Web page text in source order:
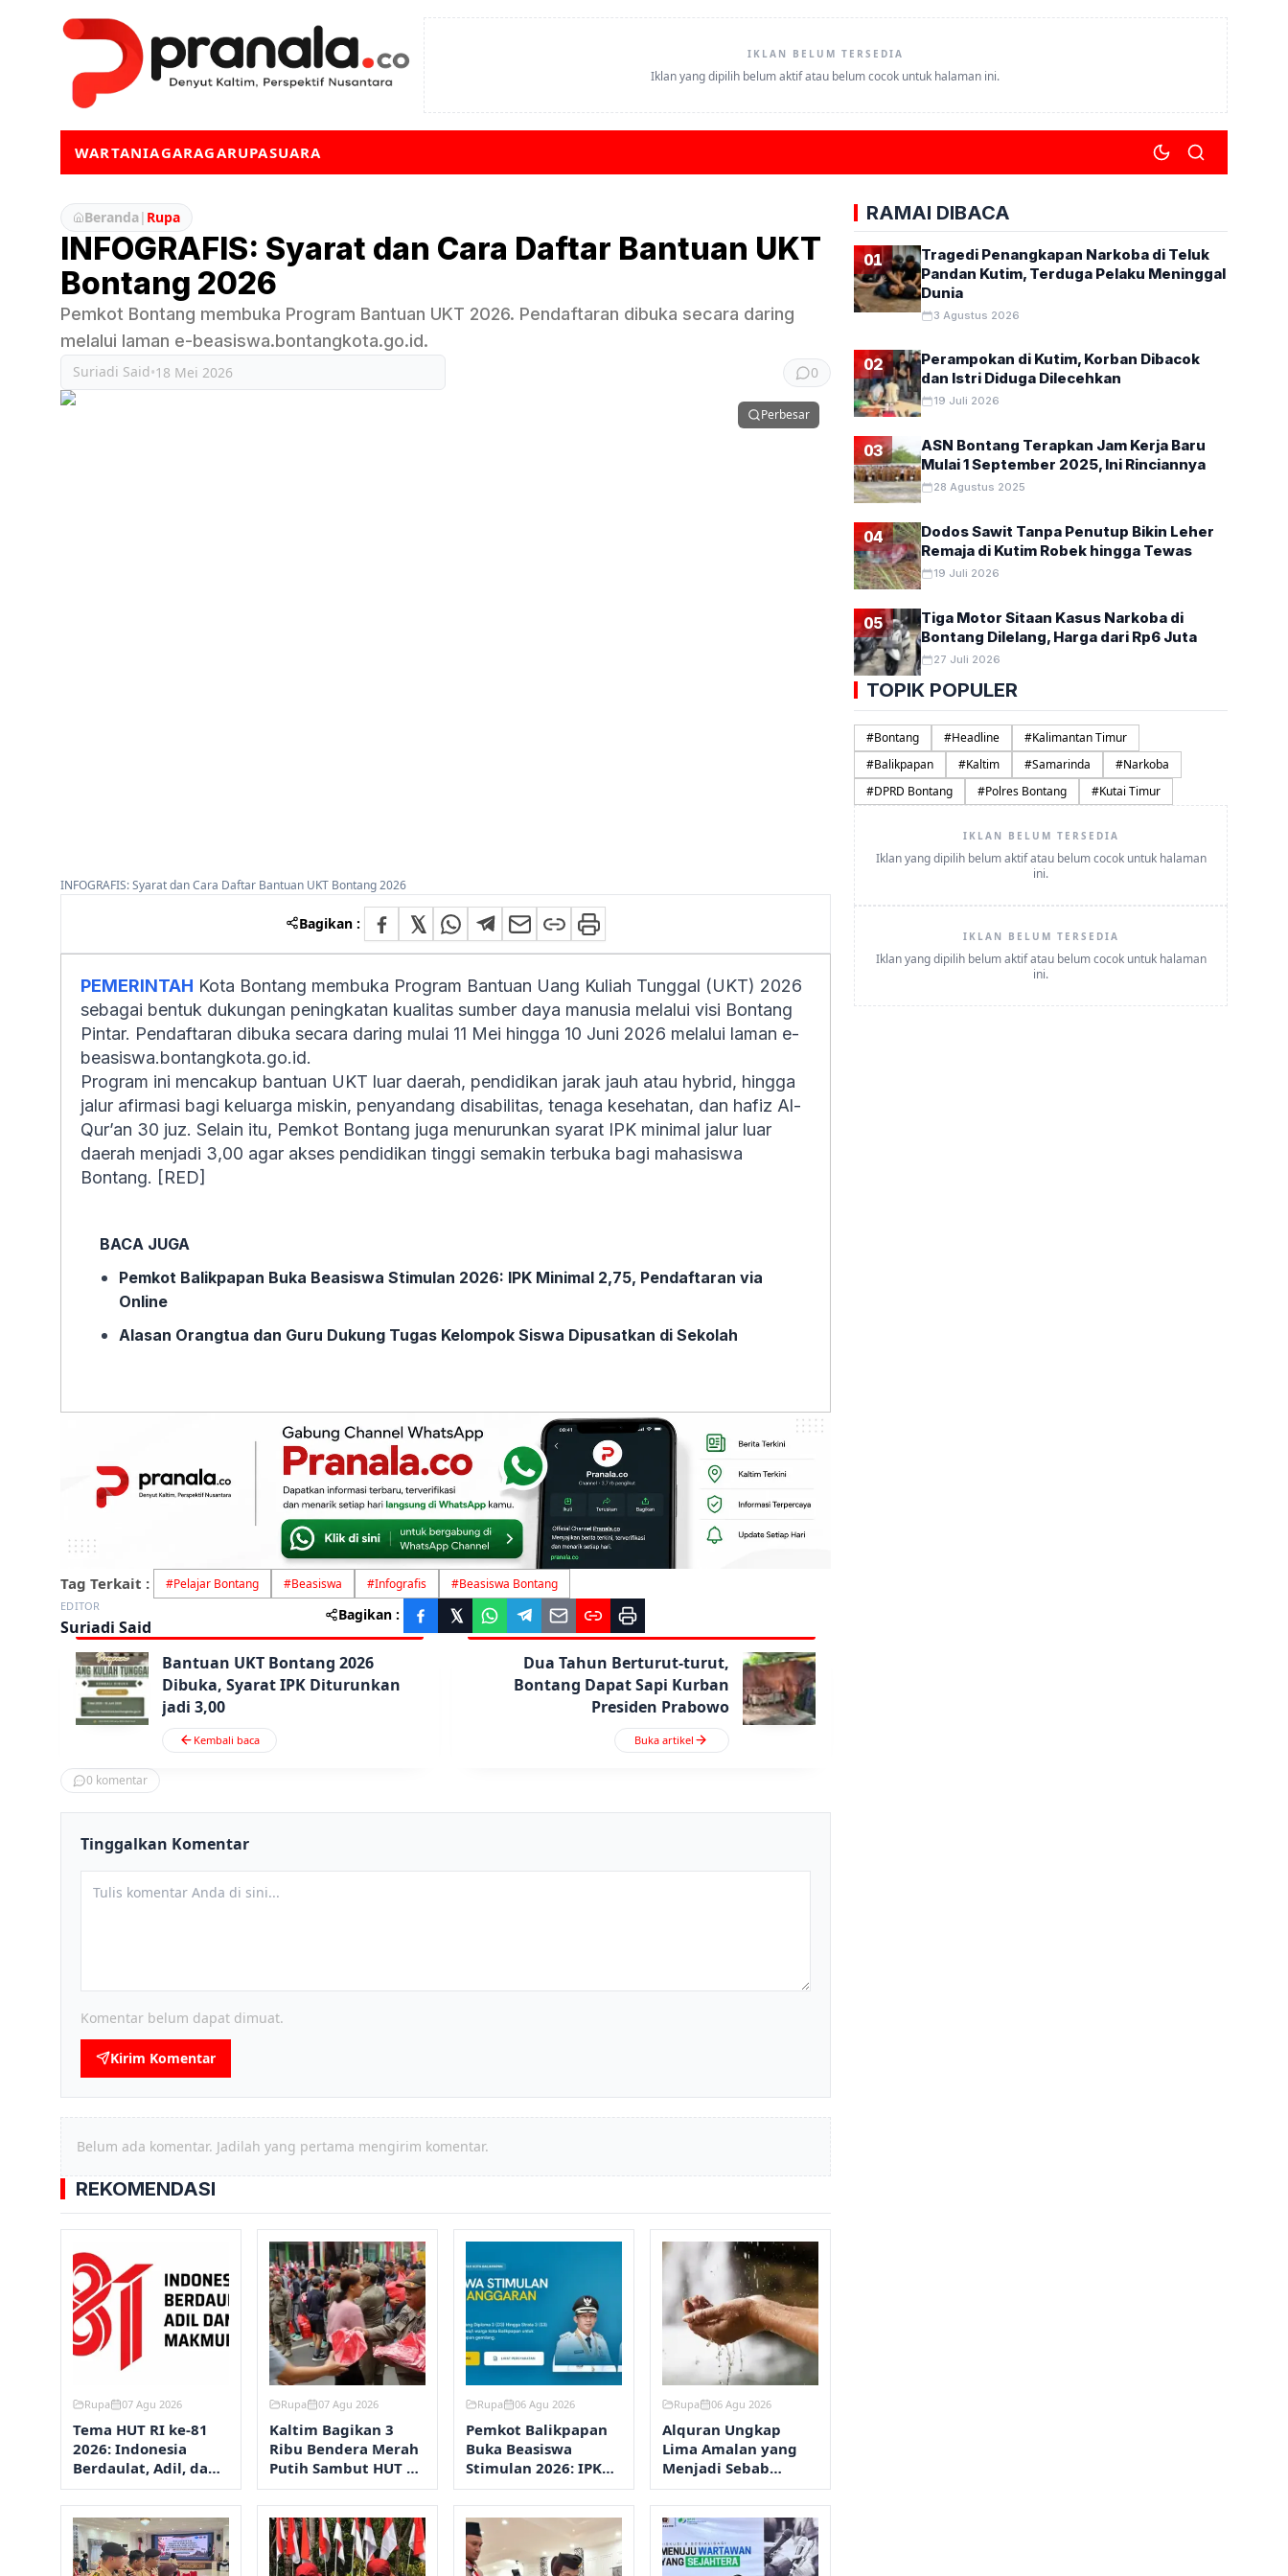
IKLAN BELUM TERSEDIA
Iklan yang dipilih belum aktif atau belum cocok untuk halaman ini.
WARTANIAGARAGARUPASUARA
Beranda| Rupa
INFOGRAFIS: Syarat dan Cara Daftar Bantuan UKT
Bontang 2026
Pemkot Bontang membuka Program Bantuan UKT 2026. Pendaftaran dibuka secara daring
melalui laman e-beasiswa.bontangkota.go.id.
Suriadi Said•18 Mei 2026 0
Perbesar
INFOGRAFIS: Syarat dan Cara Daftar Bantuan UKT Bontang 2026
Bagikan :
PEMERINTAH Kota Bontang membuka Program Bantuan Uang Kuliah Tunggal (UKT) 2026
sebagai bentuk dukungan peningkatan kualitas sumber daya manusia melalui visi Bontang
Pintar. Pendaftaran dibuka secara daring mulai 11 Mei hingga 10 Juni 2026 melalui laman e-
beasiswa.bontangkota.go.id.
Program ini mencakup bantuan UKT luar daerah, pendidikan jarak jauh atau hybrid, hingga
jalur afirmasi bagi keluarga miskin, penyandang disabilitas, tenaga kesehatan, dan hafiz Al-
Qur’an 30 juz. Selain itu, Pemkot Bontang juga menurunkan syarat IPK minimal jalur luar
daerah menjadi 3,00 agar akses pendidikan tinggi semakin terbuka bagi mahasiswa
Bontang. [RED]
BACA JUGA
Pemkot Balikpapan Buka Beasiswa Stimulan 2026: IPK Minimal 2,75, Pendaftaran via
Online
Alasan Orangtua dan Guru Dukung Tugas Kelompok Siswa Dipusatkan di Sekolah
Tag Terkait : #Pelajar Bontang #Beasiswa #Infografis #Beasiswa Bontang
EDITOR
Suriadi Said
Bagikan :
Bantuan UKT Bontang 2026
Dibuka, Syarat IPK Diturunkan
jadi 3,00
Kembali baca
Dua Tahun Berturut-turut,
Bontang Dapat Sapi Kurban
Presiden Prabowo
Buka artikel
0 komentar
Tinggalkan Komentar
Komentar belum dapat dimuat.
Kirim Komentar
Belum ada komentar. Jadilah yang pertama mengirim komentar.
REKOMENDASI
Rupa 07 Agu 2026
Tema HUT RI ke-81
2026: Indonesia
Berdaulat, Adil, dan
Makmur
Rupa 07 Agu 2026
Kaltim Bagikan 3
Ribu Bendera Merah
Putih Sambut HUT RI
ke-81
Rupa 06 Agu 2026
Pemkot Balikpapan
Buka Beasiswa
Stimulan 2026: IPK
Minimal 2,75,
Pendaftaran via
Online
Rupa 06 Agu 2026
Alquran Ungkap
Lima Amalan yang
Menjadi Sebab
Turunnya Hujan
RAMAI DIBACA
01
Tragedi Penangkapan Narkoba di Teluk
Pandan Kutim, Terduga Pelaku Meninggal
Dunia
3 Agustus 2026
02
Perampokan di Kutim, Korban Dibacok
dan Istri Diduga Dilecehkan
19 Juli 2026
03
ASN Bontang Terapkan Jam Kerja Baru
Mulai 1 September 2025, Ini Rinciannya
28 Agustus 2025
04
Dodos Sawit Tanpa Penutup Bikin Leher
Remaja di Kutim Robek hingga Tewas
19 Juli 2026
05
Tiga Motor Sitaan Kasus Narkoba di
Bontang Dilelang, Harga dari Rp6 Juta
27 Juli 2026
TOPIK POPULER
#Bontang #Headline #Kalimantan Timur
#Balikpapan #Kaltim #Samarinda #Narkoba
#DPRD Bontang #Polres Bontang #Kutai Timur
IKLAN BELUM TERSEDIA
Iklan yang dipilih belum aktif atau belum cocok untuk halaman
ini.
IKLAN BELUM TERSEDIA
Iklan yang dipilih belum aktif atau belum cocok untuk halaman
ini.